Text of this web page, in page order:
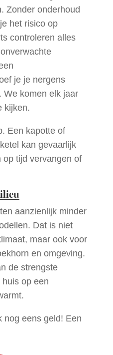
Zonder onderhoud
het risico op
controleren alles
je je nergens
We komen elk jaar
kijken.
Een kapotte of
kan gevaarlijk
op tijd vervangen of
aanzienlijk minder
Dat is niet
maar ook voor
en omgeving.
de strengste
op een
nog eens geld! Een